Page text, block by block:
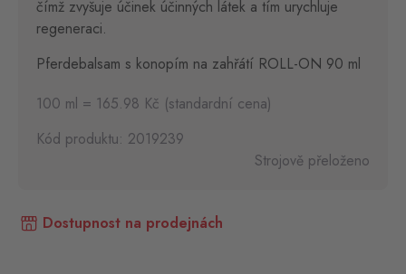
čímž zvyšuje účinek účinných látek a tím urychluje
regeneraci.
Pferdebalsam s konopím na zahřátí ROLL-ON 90 ml
100 ml = 165.98 Kč (standardní cena)
Kód produktu: 2019239
Strojově přeloženo
Dostupnost na prodejnách